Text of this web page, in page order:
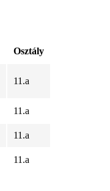
Osztály
11.a
11.a
11.a
11.a